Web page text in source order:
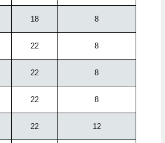
18 8
22 8
22 8
22 8
22 12